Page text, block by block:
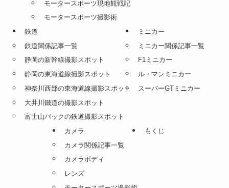
モータースポーツ現地観戦記
モータースポーツ撮影術
鉄道
鉄道関係記事一覧
静岡の新幹線撮影スポット
静岡の東海道線撮影スポット
神奈川西部の東海道線撮影スポット
大井川鐵道の撮影スポット
富士山バックの鉄道撮影スポット
ミニカー
ミニカー関係記事一覧
F1ミニカー
ル・マンミニカー
スーパーGTミニカー
カメラ
カメラ関係記事一覧
カメラボディ
レンズ
もくじ